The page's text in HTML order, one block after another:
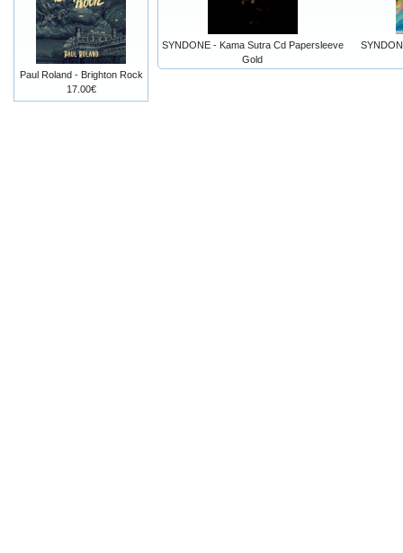
SYNDONE - Kama Sutra Cd Papersleeve
Gold
Paul Roland - Brighton Rock
17.00€